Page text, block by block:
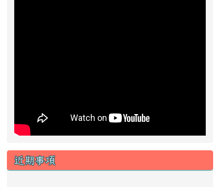
近期事項